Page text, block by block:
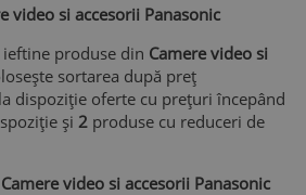
video si accesorii Panasonic
ieftine produse din Camere video si
sortarea după preț
dispoziție oferte cu prețuri începând
și 2 produse cu reduceri de
video si accesorii Panasonic